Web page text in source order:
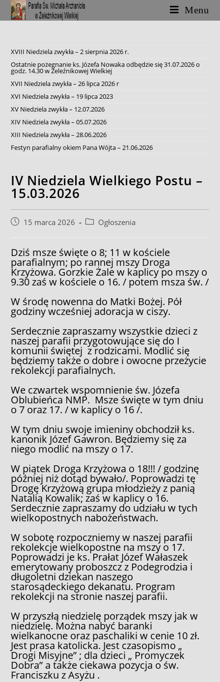
Skip
content
Menu
XVIII Niedziela zwykła – 2 sierpnia 2026 r.
Ostatnie pożegnanie ks. Józefa Nowaka odbędzie się 31.07.2026 o
godz. 14.30 w Żeleźnikowej Wielkiej
XVII Niedziela zwykła – 26 lipca 2026 r
XVI Niedziela zwykła – 19 lipca 2023
XV Niedziela zwykła – 12.07.2026
XIV Niedziela zwykła – 05.07.2026
XIII Niedziela zwykła – 28.06.2026
Festyn parafialny okiem Pana Wójta – 21.06.2026
IV Niedziela Wielkiego Postu –
15.03.2026
Post15 marca 2026
PostOgłoszenia
Dziś msze święte o 8; 11 w kościele
parafialnym; po rannej mszy Droga
Krzyżowa. Gorzkie Żale w kaplicy po mszy o
9.30 zaś w kościele o 16. / potem msza św. /
W środę nowenna do Matki Bożej. Pół
godziny wcześniej adoracja w ciszy.
Serdecznie zapraszamy wszystkie dzieci z
naszej parafii przygotowujące się do I
komunii świętej z rodzicami. Modlić się
będziemy także o dobre i owocne przeżycie
rekolekcji parafialnych.
We czwartek wspomnienie św. Józefa
Oblubieńca NMP. Msze święte w tym dniu
o 7 oraz 17. / w kaplicy o 16 /.
W tym dniu swoje imieniny obchodził ks.
kanonik Józef Gawron. Będziemy się za
niego modlić na mszy o 17.
W piątek Droga Krzyżowa o 18!!! / godzinę
później niż dotąd bywało/. Poprowadzi tę
Drogę Krzyżową grupa młodzieży z panią
Natalią Kowalik; zaś w kaplicy o 16.
Serdecznie zapraszamy do udziału w tych
wielkopostnych nabożeństwach.
W sobotę rozpoczniemy w naszej parafii
rekolekcje wielkopostne na mszy o 17.
Poprowadzi je ks. Prałat Józef Wałaszek
emerytowany proboszcz z Podegrodzia i
długoletni dziekan naszego
starosądeckiego dekanatu. Program
rekolekcji na stronie naszej parafii.
W przyszłą niedzielę porządek mszy jak w
niedzielę. Można nabyć baranki
wielkanocne oraz paschaliki w cenie 10 zł.
Jest prasa katolicka. Jest czasopismo „
Drogi Misyjne” ; dla dzieci „ Promyczek
Dobra” a także ciekawa pozycja o św.
Franciszku z Asyżu .